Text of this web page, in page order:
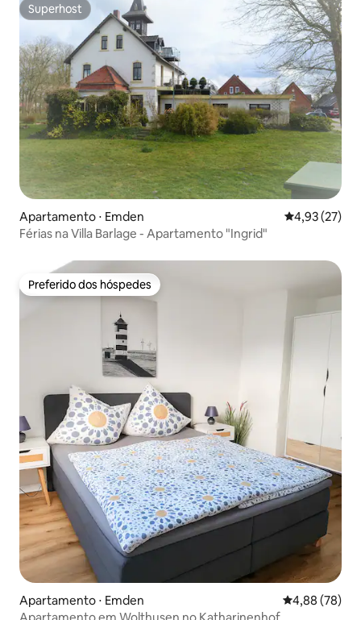
Superhost
Superhost
Apartamento ⋅ Emden 4,93 de uma
4,93 (27)
Férias na Villa Barlage - Apartamento "Ingrid"
Preferido dos hóspedes
Preferido dos hóspedes
Apartamento ⋅ Emden 4,88 de uma
4,88 (78)